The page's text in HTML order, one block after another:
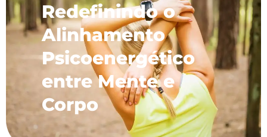
Redefinindo o
Alinhamento
Psicoenergético
entre Mente e
Corpo